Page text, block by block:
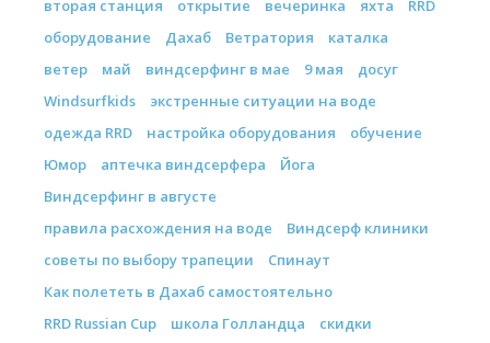
вторая станция
открытие вечеринка яхта
RRD
оборудование
Дахаб Ветратория
каталка
ветер
май виндсерфинг в мае 9 мая
досуг
Windsurfkids
экстренные ситуации на воде
одежда RRD
настройка оборудования
обучение
Юмор
аптечка виндсерфера
Йога
Виндсерфинг в августе
правила расхождения на воде
Виндсерф клиники
советы по выбору трапеции
Спинаут
Как полететь в Дахаб самостоятельно
RRD Russian Cup
школа Голландца
скидки